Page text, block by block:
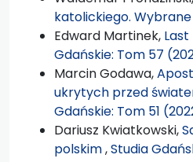
katolickiego.
Edward Martinek,
Gdańskie: Tom 57
Marcin Godawa,
ukrytych przed
Gdańskie: Tom 51
Dariusz Kwiatkowski,
polskim,Studia